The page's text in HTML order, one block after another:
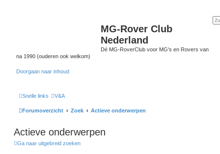
MG-Rover Club
Nederland
Dé MG-RoverClub voor MG's en Rovers van
na 1990 (ouderen ook welkom)
Doorgaan naar inhoud
Snelle links V&A
Forumoverzicht Zoek Actieve onderwerpen
Actieve onderwerpen
Ga naar uitgebreid zoeken